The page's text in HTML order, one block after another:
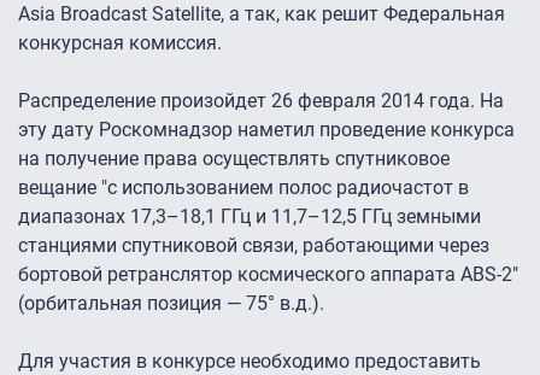
Asia Broadcast Satellite, а так, как решит Федеральная
конкурсная комиссия.
Распределение произойдет 26 февраля 2014 года. На
эту дату Роскомнадзор наметил проведение конкурса
на получение права осуществлять спутниковое
вещание "с использованием полос радиочастот в
диапазонах 17,3–18,1 ГГц и 11,7–12,5 ГГц земными
станциями спутниковой связи, работающими через
бортовой ретранслятор космического аппарата ABS-2″
(орбитальная позиция — 75° в.д.).
Для участия в конкурсе необходимо предоставить